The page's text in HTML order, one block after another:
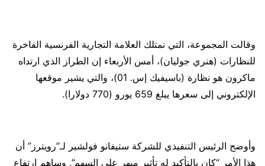
وقالت المجموعة، التي تمتلك العلامة التجارية الفرنسية الفاخرة
للنظارات (هنري جوليان)، ⁠أمس الأربعاء إن الطراز الذي ارتداه
ماكرون هو نظارة (باسيفيك إس. 01)، والتي يشير موقعها
الإلكتروني إلى سعرها يبلغ 659 يورو (770 دولارا).
وأوضح الرئيس التنفيذي للشركة ستيفانو فولشير لـ”رويترز” أن
هذا الأمر “كان بالتأكيد له تأثير مبهر على السهم”. وساهم ارتفاع